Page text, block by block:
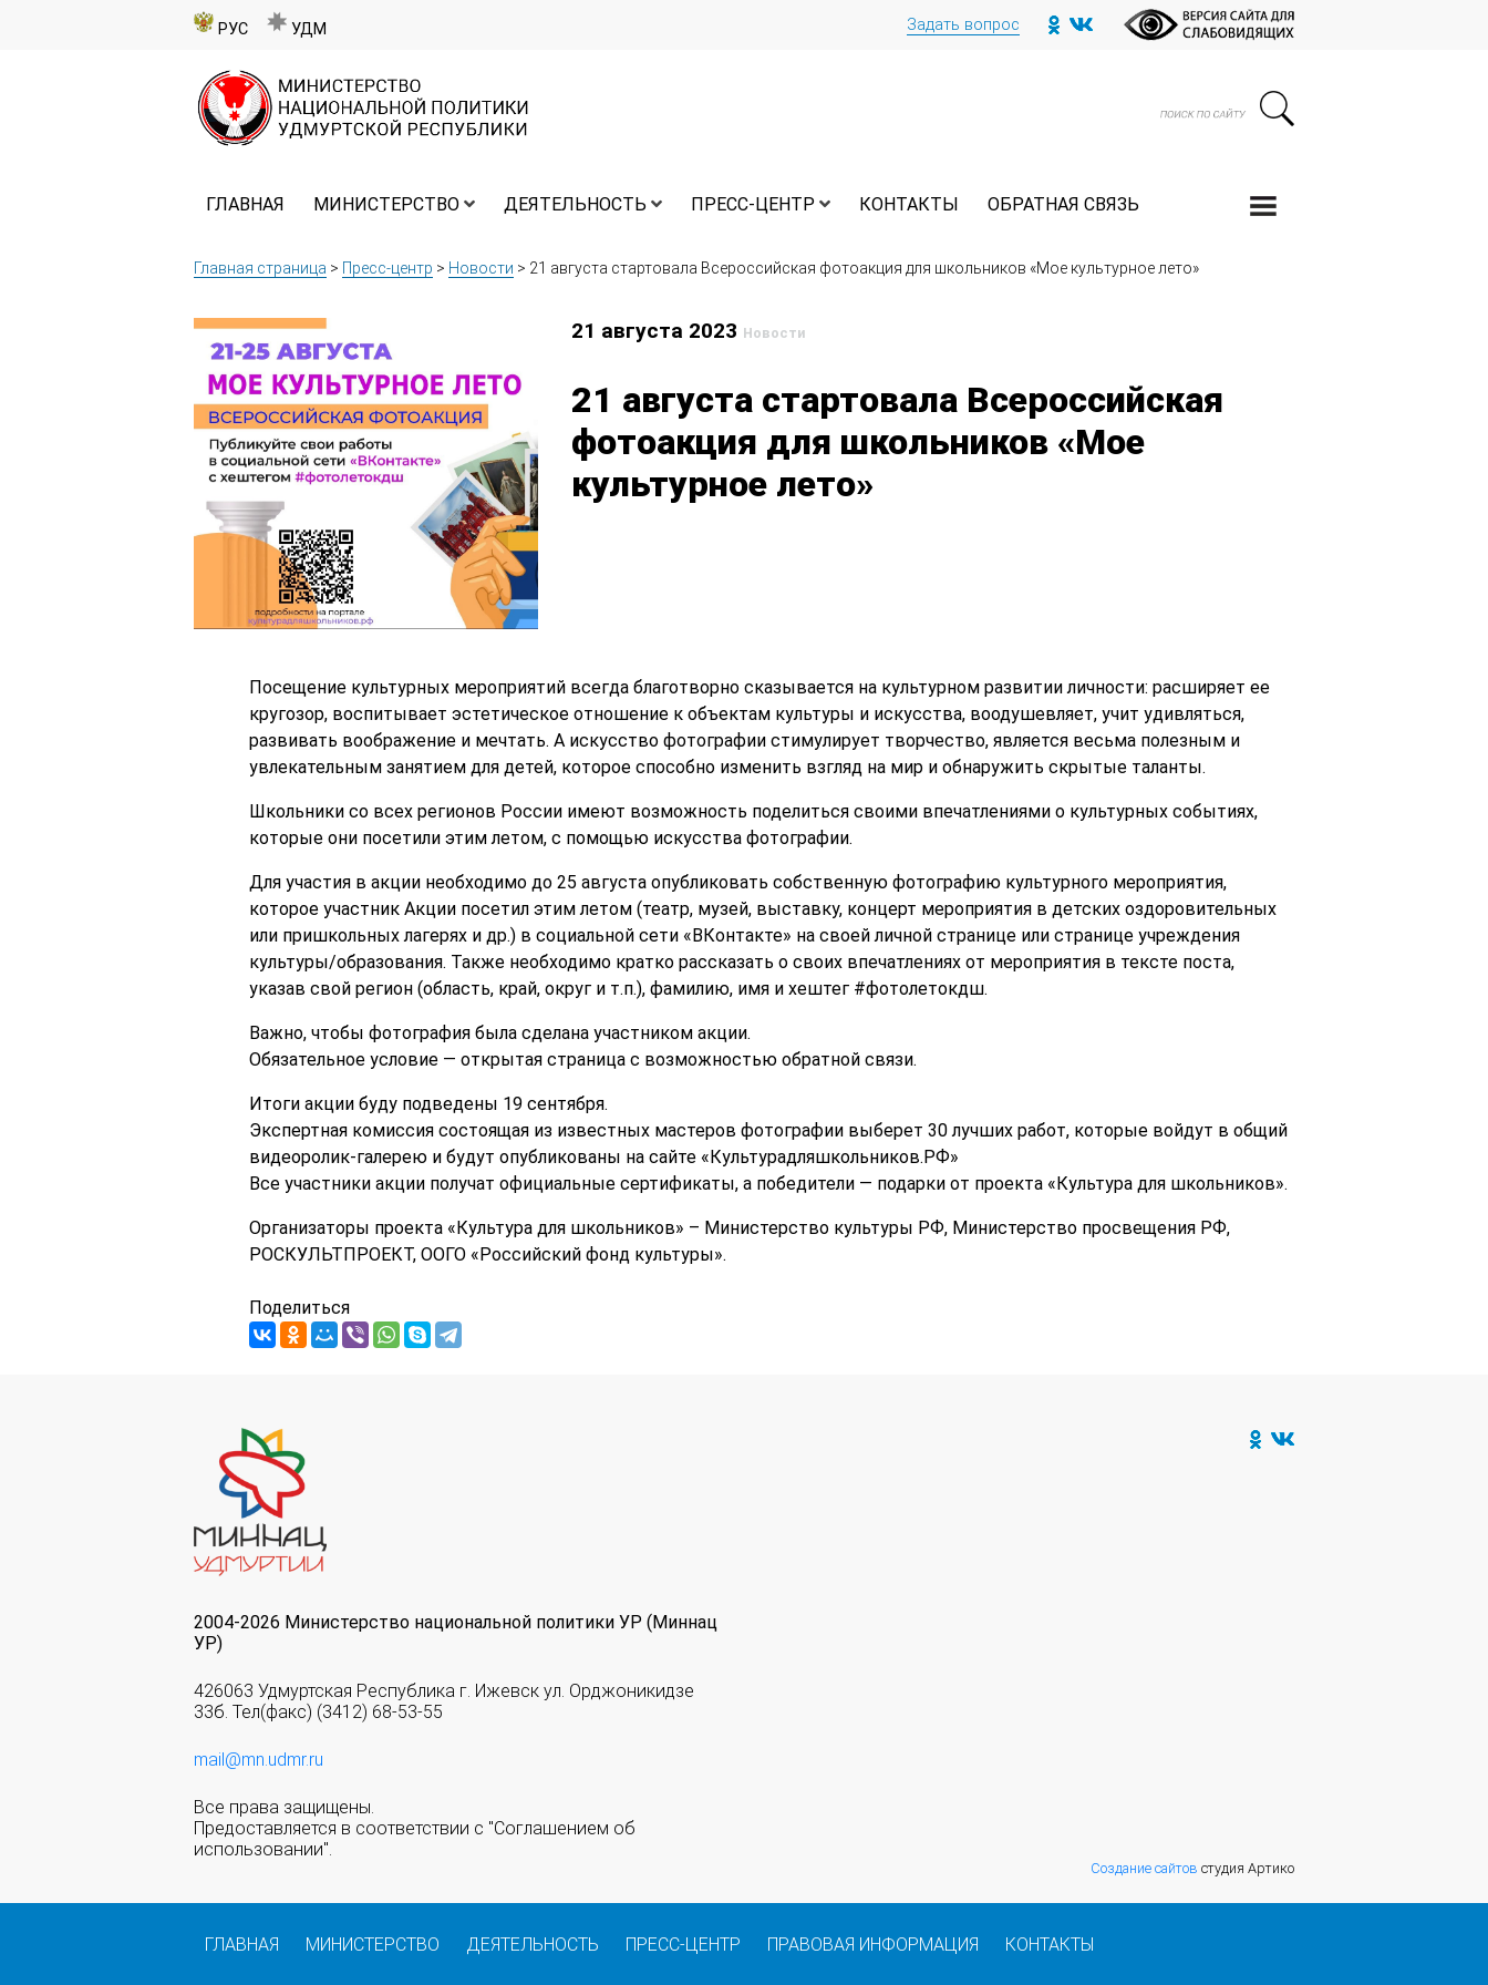
РУС УДМ Задать вопрос
ГЛАВНАЯ МИНИСТЕРСТВО ДЕЯТЕЛЬНОСТЬ ПРЕСС-ЦЕНТР КОНТАКТЫ ОБРАТНАЯ СВЯЗЬ
Главная страница > Пресс-центр > Новости > 21 августа стартовала Всероссийская фотоакция для школьников «Мое культурное лето»
21 августа 2023 Новости
21 августа стартовала Всероссийская
фотоакция для школьников «Мое
культурное лето»
Посещение культурных мероприятий всегда благотворно сказывается на культурном развитии личности: расширяет ее
кругозор, воспитывает эстетическое отношение к объектам культуры и искусства, воодушевляет, учит удивляться,
развивать воображение и мечтать. А искусство фотографии стимулирует творчество, является весьма полезным и
увлекательным занятием для детей, которое способно изменить взгляд на мир и обнаружить скрытые таланты.
Школьники со всех регионов России имеют возможность поделиться своими впечатлениями о культурных событиях,
которые они посетили этим летом, с помощью искусства фотографии.
Для участия в акции необходимо до 25 августа опубликовать собственную фотографию культурного мероприятия,
которое участник Акции посетил этим летом (театр, музей, выставку, концерт мероприятия в детских оздоровительных
или пришкольных лагерях и др.) в социальной сети «ВКонтакте» на своей личной странице или странице учреждения
культуры/образования. Также необходимо кратко рассказать о своих впечатлениях от мероприятия в тексте поста,
указав свой регион (область, край, округ и т.п.), фамилию, имя и хештег #фотолетокдш.
Важно, чтобы фотография была сделана участником акции.
Обязательное условие — открытая страница с возможностью обратной связи.
Итоги акции буду подведены 19 сентября.
Экспертная комиссия состоящая из известных мастеров фотографии выберет 30 лучших работ, которые войдут в общий
видеоролик-галерею и будут опубликованы на сайте «Культурадляшкольников.РФ»
Все участники акции получат официальные сертификаты, а победители — подарки от проекта «Культура для школьников».
Организаторы проекта «Культура для школьников» – Министерство культуры РФ, Министерство просвещения РФ,
РОСКУЛЬТПРОЕКТ, ООГО «Российский фонд культуры».
Поделиться
2004-2026 Министерство национальной политики УР (Миннац
УР)
426063 Удмуртская Республика г. Ижевск ул. Орджоникидзе
33б. Тел(факс) (3412) 68-53-55
mail@mn.udmr.ru
Все права защищены.
Предоставляется в соответствии с "Соглашением об
использовании".
Создание сайтов студия Артико
ГЛАВНАЯ МИНИСТЕРСТВО ДЕЯТЕЛЬНОСТЬ ПРЕСС-ЦЕНТР ПРАВОВАЯ ИНФОРМАЦИЯ КОНТАКТЫ